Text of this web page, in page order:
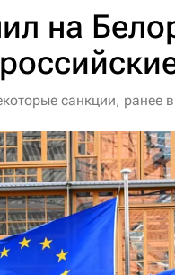
на
санкции, ранее